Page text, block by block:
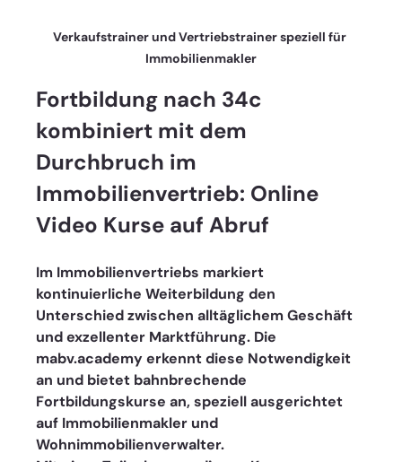
Verkaufstrainer und Vertriebstrainer speziell für
Immobilienmakler
Fortbildung nach 34c
kombiniert mit dem
Durchbruch im
Immobilienvertrieb: Online
Video Kurse auf Abruf
Im Immobilienvertriebs markiert
kontinuierliche Weiterbildung den
Unterschied zwischen alltäglichem Geschäft
und exzellenter Marktführung. Die
mabv.academy erkennt diese Notwendigkeit
an und bietet bahnbrechende
Fortbildungskurse an, speziell ausgerichtet
auf Immobilienmakler und
Wohnimmobilienverwalter.